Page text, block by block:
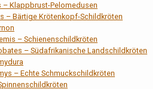
– Klappbrust-Pelomedusen
– Bärtige Krötenkopf-Schildkröten
– Schienenschildkröten
– Südafrikanische Landschildkröten
– Echte Schmuckschildkröten